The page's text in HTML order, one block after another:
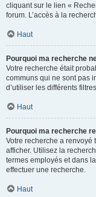
cliquant sur le lien «
forum. L’accès à la
Haut
Pourquoi ma recherche
Votre recherche était
communs qui ne sont pas
d’utiliser les différents
Haut
Pourquoi ma recherche
Votre recherche a renvoyé
afficher. Utilisez la
termes employés et dans
effectuer une recherche.
Haut